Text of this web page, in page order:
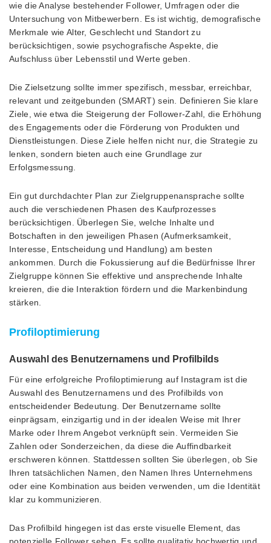
wie die Analyse bestehender Follower, Umfragen oder die
Untersuchung von Mitbewerbern. Es ist wichtig, demografische
Merkmale wie Alter, Geschlecht und Standort zu
berücksichtigen, sowie psychografische Aspekte, die
Aufschluss über Lebensstil und Werte geben.
Die Zielsetzung sollte immer spezifisch, messbar, erreichbar,
relevant und zeitgebunden (SMART) sein. Definieren Sie klare
Ziele, wie etwa die Steigerung der Follower-Zahl, die Erhöhung
des Engagements oder die Förderung von Produkten und
Dienstleistungen. Diese Ziele helfen nicht nur, die Strategie zu
lenken, sondern bieten auch eine Grundlage zur
Erfolgsmessung.
Ein gut durchdachter Plan zur Zielgruppenansprache sollte
auch die verschiedenen Phasen des Kaufprozesses
berücksichtigen. Überlegen Sie, welche Inhalte und
Botschaften in den jeweiligen Phasen (Aufmerksamkeit,
Interesse, Entscheidung und Handlung) am besten
ankommen. Durch die Fokussierung auf die Bedürfnisse Ihrer
Zielgruppe können Sie effektive und ansprechende Inhalte
kreieren, die die Interaktion fördern und die Markenbindung
stärken.
Profiloptimierung
Auswahl des Benutzernamens und Profilbilds
Für eine erfolgreiche Profiloptimierung auf Instagram ist die
Auswahl des Benutzernamens und des Profilbilds von
entscheidender Bedeutung. Der Benutzername sollte
einprägsam, einzigartig und in der idealen Weise mit Ihrer
Marke oder Ihrem Angebot verknüpft sein. Vermeiden Sie
Zahlen oder Sonderzeichen, da diese die Auffindbarkeit
erschweren können. Stattdessen sollten Sie überlegen, ob Sie
Ihren tatsächlichen Namen, den Namen Ihres Unternehmens
oder eine Kombination aus beiden verwenden, um die Identität
klar zu kommunizieren.
Das Profilbild hingegen ist das erste visuelle Element, das
potenzielle Follower sehen. Es sollte qualitativ hochwertig und